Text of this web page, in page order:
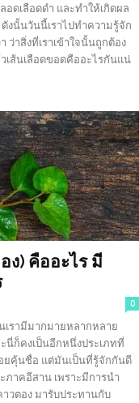
ดเลือดดำ และทำให้เกิดผล
งนั้นวันนี้เราไปทำความรู้จัก
ว่าสิ่งที่เราเข้าใจนั้นถูกต้อง
เส้นเลือดขอดคืออะไรกันแน่
ง) คืออะไร มี
0
เรามีมากมายหลากหลาย
นี่ก็คงเป็นอีกหนึ่งประเภทที่
ยคุ้นชื่อ แต่มันเป็นที่รู้จักกันดี
ภาคอีสาน เพราะมีการนำ
วตอง มารับประทานกับ